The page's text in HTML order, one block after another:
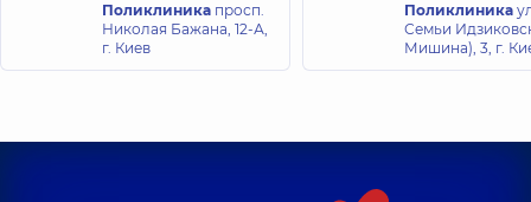
Поликлиника просп.
Николая Бажана, 12-А,
г. Киев
Поликлиника
Семьи
Мишина), 3, г.